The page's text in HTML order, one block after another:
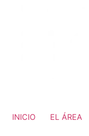
INICIO EL ÁREA